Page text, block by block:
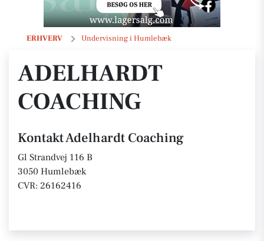
ERHVERV Undervisning i Humlebæk
Adelhardt Coaching
ADELHARDT
COACHING
Kontakt Adelhardt Coaching
Gl Strandvej 116 B
3050 Humlebæk
CVR: 26162416